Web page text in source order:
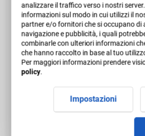
La squadra di intervento e di
L'allarme
L'evacuazione
Formazione e addestramento
Modalità di verifica
L'accertamento dell'apprendimento è
superamento di un test telematico
domande chiuse con correzione
analizzare il traffico verso i nostri
informazioni sul modo in cui utilizzi il
partner e/o fornitori che si occupano di
navigazione e pubblicità, i quali
combinarle con ulteriori informazioni
che hanno raccolto in base al tuo
Per maggiori informazioni prendere
policy.
Impostazioni